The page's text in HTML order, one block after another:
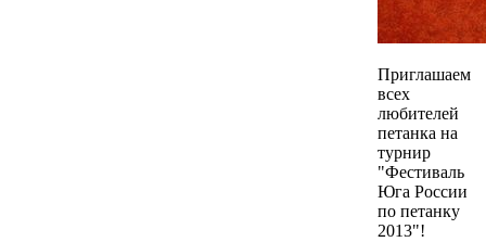
Приглашаем
всех
любителей
петанка на
турнир
"Фестиваль
Юга России
по петанку
2013"!